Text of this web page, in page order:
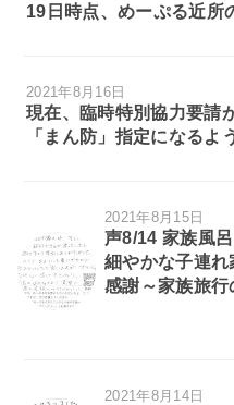
19日時点、めーぷる近所
2021年8月16日
現在、臨時特別協力要
「まん防」指定になるよ
2021年8月15日
声8/14 家族風
細やかな子連れ
感謝～家族旅行
2021年8月14日